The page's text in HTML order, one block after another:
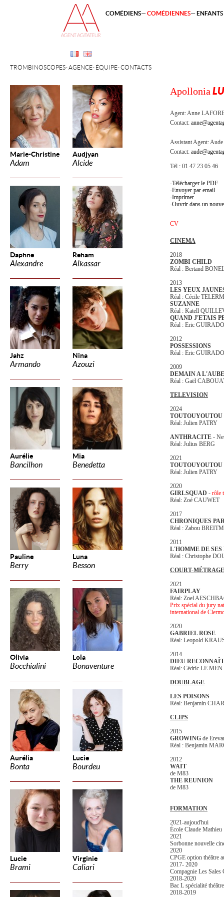
Marie-Christine
Adam
Audjyan
Alcide
Daphne
Alexandre
Reham
Alkassar
Jahz
Armando
Nina
Azouzi
Aurélie
Bancilhon
Mia
Benedetta
Pauline
Berry
Luna
Besson
Olivia
Bocchialini
Lola
Bonaventure
Aurélia
Bonta
Lucie
Bourdeu
Lucie
Brami
Virginie
Caliari
TROMBINOSCOPES AGENCE ÉQUIPE CONTACTS
COMÉDIENS COMÉDIENNES
Apollonia
Agent:Anne
Contact:
Assistant Agent:Aude
Contact:
Tél : 01 47 23 05 46
Télécharger le PDF
Envoyer par email
Imprimer
Ouvrir dans un
CV
CINEMA
2018
ZOMBI CHILD
Réal : Bertand
2013
LES YEUX
Réal : Cécile
SUZANNE
Réal : Katell
QUAND J'ETAIS
Réal : Eric
2012
POSSESSIONS
Réal : Eric
2009
DEMAIN A L'AUBE
Réal : Gaël
TELEVISION
2024
TOUTOUYOUTOU
Réal: Julien PATRY
ANTHRACITE -
Réal: Julius BERG
2021
TOUTOUYOUTOU
Réal: Julien PATRY
2020
GIRLSQUAD - rôle
Réal: Zoé CAUWET
2017
CHRONIQUES
Réal : Zabou
2011
L'HOMME DE SES
Réal : Christophe
COURT-
2021
FAIRPLAY
Réal: Zoel
Prix spécial du jury
international de
2020
GABRIEL ROSE
Réal: Leopold
2014
DIEU
Réal: Cédric LE MEN
DOUBLAGE
LES POISONS
Réal: Benjamin
CLIPS
2015
GROWING de
Réal : Benjamin
2012
WAIT
de M83
THE REUNION
de M83
FORMATION
2021-aujoud'hui
École Claude Mathieu
2021
Sorbonne nouvelle
2020
CPGE option théâtre
2017- 2020
Compagnie Les Sales
2018-2020
Bac L spécialité
2018-2019